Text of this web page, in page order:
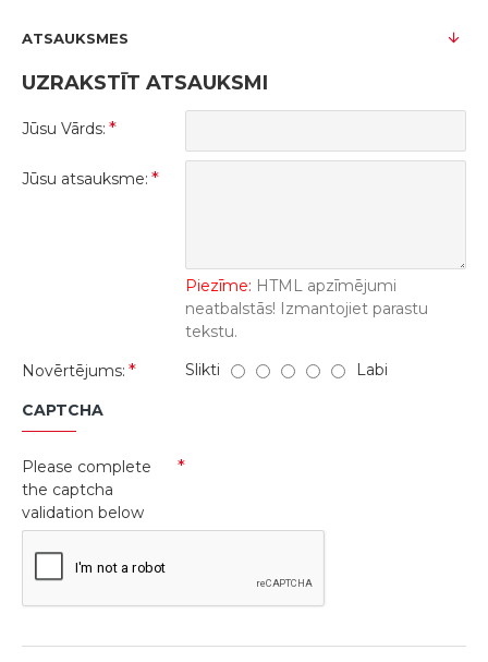
ATSAUKSMES
UZRAKSTĪT ATSAUKSMI
Jūsu Vārds:
Jūsu atsauksme:
Piezīme: HTML apzīmējumi
neatbalstās! Izmantojiet parastu
tekstu.
Novērtējums:
Slikti Labi
CAPTCHA
Please complete
the captcha
validation below